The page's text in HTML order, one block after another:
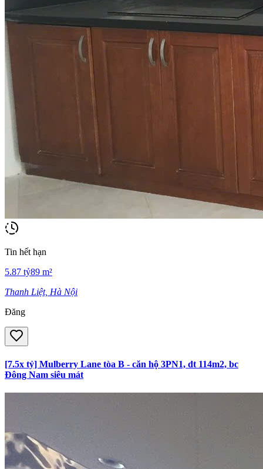
Tin hết hạn
5.87 tỷ89 m²
Thanh Liệt, Hà Nội
Đăng
[7.5x tỷ] Mulberry Lane tòa B - căn hộ 3PN1, dt 114m2, bc
Đông Nam siêu mát